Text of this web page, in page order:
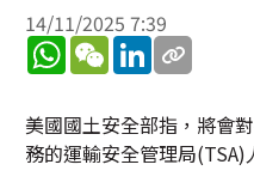
14/11/2025 7:39
WhatsApp
WeChatLinkedIn
美國國土安全部指，將會
務的運輸安全管理局(TSA)